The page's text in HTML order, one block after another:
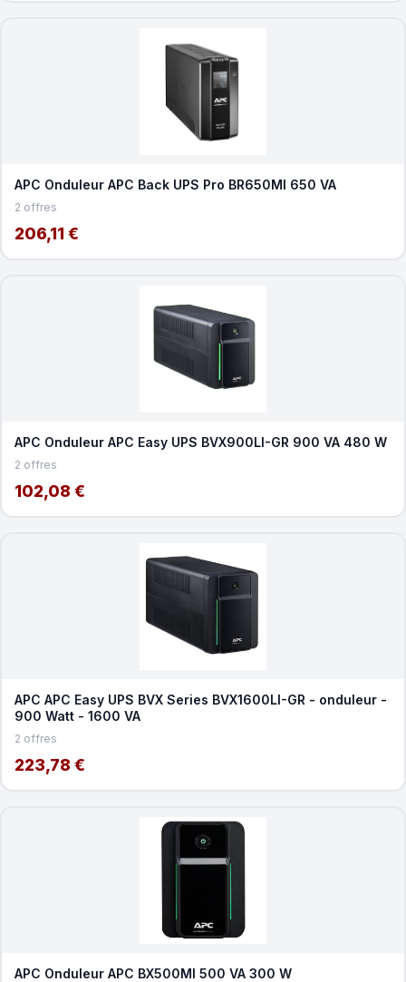
APC Onduleur APC Back UPS Pro BR650MI 650 VA
2 offres
206,11 €
APC Onduleur APC Easy UPS BVX900LI-GR 900 VA 480 W
2 offres
102,08 €
APC APC Easy UPS BVX Series BVX1600LI-GR - onduleur -
900 Watt - 1600 VA
2 offres
223,78 €
APC Onduleur APC BX500MI 500 VA 300 W